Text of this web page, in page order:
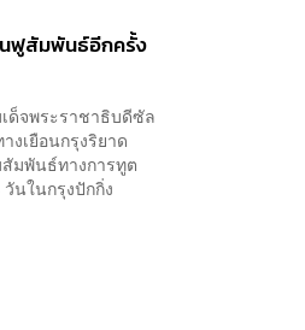
ฟูสัมพันธ์อีกครั้ง
ด็จพระราชาธิบดีซัล
งเยือนกรุงริยาด
มพันธ์ทางการทูต
นในกรุงปักกิ่ง